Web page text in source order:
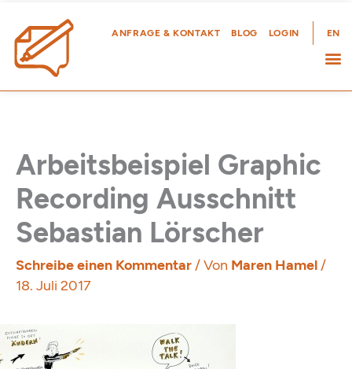
Inhalt
springen
ANFRAGE & KONTAKT BLOG LOGIN EN
Arbeitsbeispiel Graphic
Recording Ausschnitt
Sebastian Lörscher
Schreibe einen Kommentar/ Von Maren Hamel/
18. Juli 2017